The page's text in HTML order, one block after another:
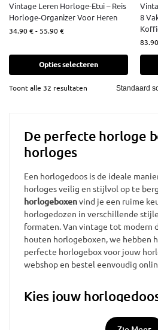
Vintage Leren Horloge-Etui – Reis
Horloge-Organizer Voor Heren
34.90€- 55.90€
Opties selecteren
8
83.90
Toont alle 32 resultaten
De perfecte horloge
horloges
Een horlogedoos is de ideale
horloges veilig en stijlvol op te
horlogeboxenvind je een ruime
horlogedozen in verschillende
formaten. Van vintage tot modern
houten horlogeboxen, we hebben
perfecte horlogebox voor jouw
webshop en bestel eenvoudig
Kies jouw